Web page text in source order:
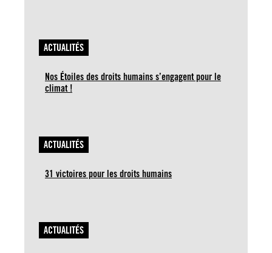
ACTUALITÉS
Nos Étoiles des droits humains s’engagent pour le
climat !
ACTUALITÉS
31 victoires pour les droits humains
ACTUALITÉS